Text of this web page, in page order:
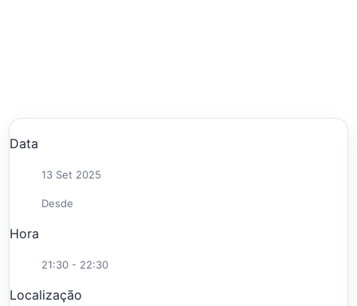
Data
13 Set 2025
Desde
Hora
21:30 - 22:30
Localização